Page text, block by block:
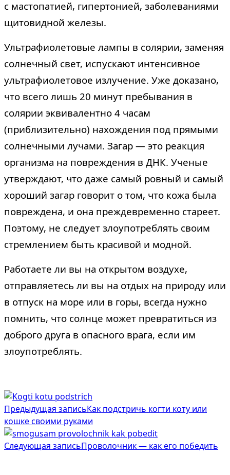
с мастопатией, гипертонией, заболеваниями
щитовидной железы.
Ультрафиолетовые лампы в солярии, заменяя
солнечный свет, испускают интенсивное
ультрафиолетовое излучение. Уже доказано,
что всего лишь 20 минут пребывания в
солярии эквивалентно 4 часам
(приблизительно) нахождения под прямыми
солнечными лучами. Загар — это реакция
организма на повреждения в ДНК. Ученые
утверждают, что даже самый ровный и самый
хороший загар говорит о том, что кожа была
повреждена, и она преждевременно стареет.
Поэтому, не следует злоупотреблять своим
стремлением быть красивой и модной.
Работаете ли вы на открытом воздухе,
отправляетесь ли вы на отдых на природу или
в отпуск на море или в горы, всегда нужно
помнить, что солнце может превратиться из
доброго друга в опасного врага, если им
злоупотреблять.
<span
class="nav-
subtitle
screen-
Предыдущая записьКак подстричь когти коту или
кошке своими руками
Следующая записьПроволочник — как его победить